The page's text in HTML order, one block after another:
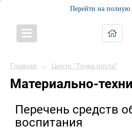
Перейти на полную
Главная → Центр "Точка роста"
Материально-
Перечень средств
воспитания